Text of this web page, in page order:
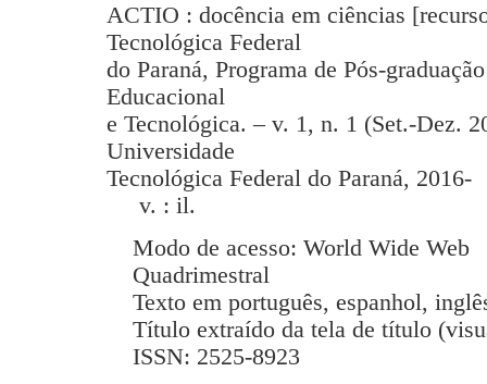
ACTIO : docência em ciências
Tecnológica Federal
do Paraná, Programa de Pós-
Educacional
e Tecnológica. – v. 1, n. 1 (Set.-Dez.
Universidade
Tecnológica Federal do Paraná, 2016-
v. : il.
Modo de acesso: World Wide Web
Quadrimestral
Texto em português, espanhol,
Título extraído da tela de título
ISSN: 2525-8923